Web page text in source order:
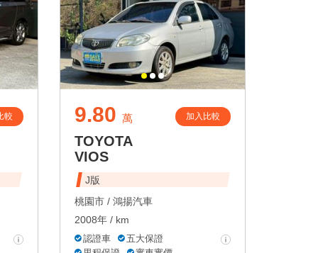
較 9.80 萬 加入比較
TOYOTA
VIOS
J版
桃園市 / 鴻揚汽車
2008年 / km
認證車
五大保證